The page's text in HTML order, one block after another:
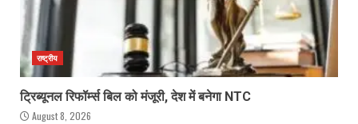
राष्ट्रीय
ट्रिब्यूनल रिफॉर्म्स बिल को मंजूरी, देश में बनेगा NTC
August 8, 2026